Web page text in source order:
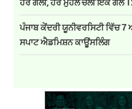
ਹਰ ਗਲੀ, ਹਰ ਮੁਹੱਲੇ ਚੱਲੀ ਇੱਕੋ ਗੱਲ
ਪੰਜਾਬ ਕੇਂਦਰੀ ਯੂਨੀਵਰਸਿਟੀ
ਸਪਾਟ ਐਡਮਿਸ਼ਨ ਕਾਊਂਸਲਿੰਗ